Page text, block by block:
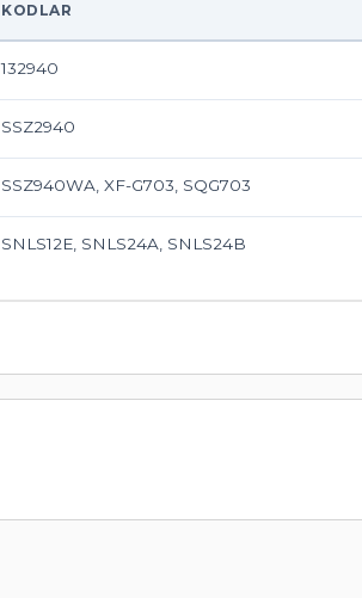
KODLAR
132940
SSZ2940
SSZ940WA, XF-G703, SQG703
SNLS12E, SNLS24A, SNLS24B